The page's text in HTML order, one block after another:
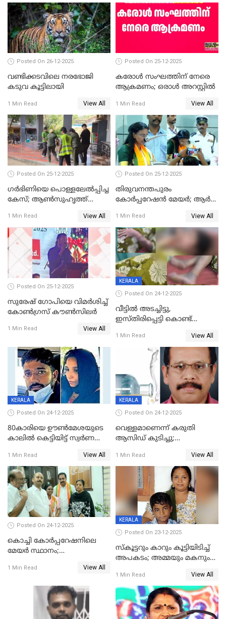
സത്യപ്രതിജ്ഞ ചടങ്ങില്‍
ചട്ടലംഘനമെന്ന് പാർട്ടി
Posted On 26-12-2025
വണ്ടിക്കടവിലെ നരഭോജി
കടുവ കൂട്ടിലായി
1 Min Read View All
Posted On 25-12-2025
കരോള്‍ സംഘത്തിന് നേരെ
ആക്രമണം; ഒരാള്‍ അറസ്റ്റില്‍
1 Min Read View All
Posted On 25-12-2025
ഗര്‍ഭിണിയെ പൊള്ളലേല്‍പ്പിച്ച
കേസ്; ആണ്‍സുഹൃത്ത്
1 Min Read View All
Posted On 25-12-2025
തിരുവനന്തപുരം
കോര്‍പ്പറേഷന്‍ മേയർ; ആര്‍
1 Min Read View All
Posted On 25-12-2025
സുരേഷ് ഗോപിയെ വിമര്‍ശിച്ച്
കോണ്‍ഗ്രസ് കൗണ്‍സിലര്‍
1 Min Read View All
KERALA
Posted On 24-12-2025
വീട്ടിൽ അടച്ചിട്ടു,
ഇസ്തിരിപ്പെട്ടി കൊണ്ട്
ഗർഭിണിയായ യുവതിക്ക് ക്രൂര
1 Min Read View All
KERALA
Posted On 24-12-2025
80കാരിയെ ഊൺമേശയുടെ
കാലിൽ കെട്ടിയിട്ട് സ്വർണവും
കൊച്ചുമകനും സുഹൃത്തും
അറസ്റ്റിൽ
1 Min Read View All
KERALA
Posted On 24-12-2025
വെള്ളമാണെന്ന് കരുതി
ആസിഡ് കുടിച്ചു;
മരിച്ചു
1 Min Read View All
Posted On 24-12-2025
കൊച്ചി കോര്‍പ്പറേഷനിലെ
മേയര്‍ സ്ഥാനം;
രൂക്ഷം
1 Min Read View All
KERALA
Posted On 23-12-2025
സ്കൂട്ടറും കാറും കൂട്ടിയിടിച്ച്
അപകടം; അമ്മയും മകനും
ഗുരുതരാവസ്ഥയിൽ
1 Min Read View All